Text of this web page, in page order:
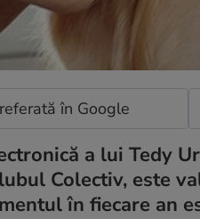
în Google
a lui Tedy
Colectiv, este
în fiecare an